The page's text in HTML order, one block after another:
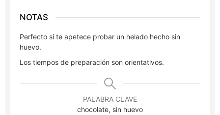
NOTAS
Perfecto si te apetece probar un helado hecho sin
huevo.
Los tiempos de preparación son orientativos.
PALABRA CLAVE
chocolate, sin huevo